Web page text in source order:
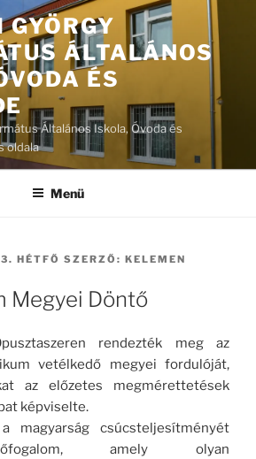
ÁLTALÁNOS
ÉS
Általános Iskola, Óvoda és
oldala
Menü
HÉTFŐ SZERZŐ: KELEMEN
Megyei Döntő
rendezték meg az
vetélkedő megyei fordulóját,
az előzetes megmérettetések
képviselte.
magyarság csúcsteljesítményét
amely olyan